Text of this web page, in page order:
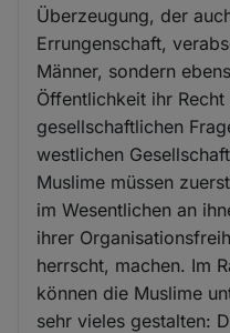
Überzeugung, der
Errungenschaft,
Männer, sondern
Öffentlichkeit ihr
gesellschaftlichen
westlichen
Muslime müssen
im Wesentlichen an
ihrer
herrscht, machen. Im
können die Muslime
sehr vieles gestalten: